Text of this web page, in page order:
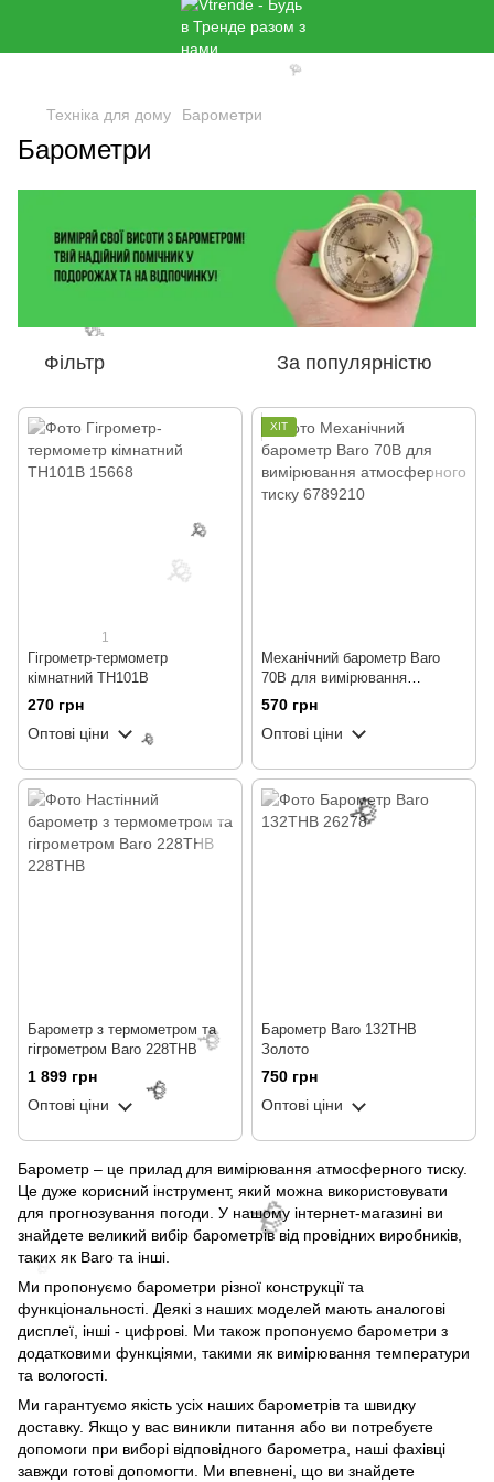
Техніка для дому Барометри
Барометри
Фільтр За популярністю
1
Гігрометр-термометр
кімнатний TH101B
270 грн
Оптові ціни
ХІТ
Механічний барометр Baro
70B для вимірювання
атмосферного тиску
570 грн
Оптові ціни
Барометр з термометром та
гігрометром Baro 228THB
1 899 грн
Оптові ціни
Барометр Baro 132THB
Золото
750 грн
Оптові ціни
Барометр – це прилад для вимірювання атмосферного тиску.
Це дуже корисний інструмент, який можна використовувати
для прогнозування погоди. У нашому інтернет-магазині ви
знайдете великий вибір барометрів від провідних виробників,
таких як Baro та інші.
Ми пропонуємо барометри різної конструкції та
функціональності. Деякі з наших моделей мають аналогові
дисплеї, інші - цифрові. Ми також пропонуємо барометри з
додатковими функціями, такими як вимірювання температури
та вологості.
Ми гарантуємо якість усіх наших барометрів та швидку
доставку. Якщо у вас виникли питання або ви потребуєте
допомоги при виборі відповідного барометра, наші фахівці
завжди готові допомогти. Ми впевнені, що ви знайдете
🌹
🌹
🌹
🌹